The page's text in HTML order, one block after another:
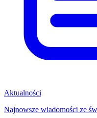
Aktualności
Najnowsze wiadomości ze